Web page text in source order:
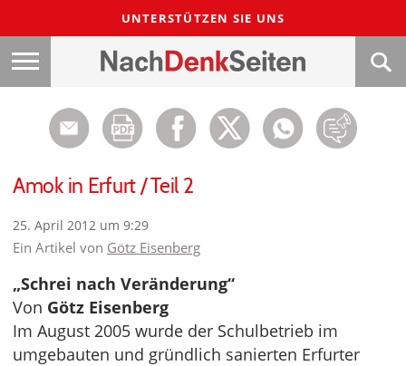
UNTERSTÜTZEN SIE UNS
Amok in Erfurt / Teil 2
25. April 2012 um 9:29
Ein Artikel von Götz Eisenberg
„Schrei nach Veränderung“
Von Götz Eisenberg
Im August 2005 wurde der Schulbetrieb im
umgebauten und gründlich sanierten Erfurter